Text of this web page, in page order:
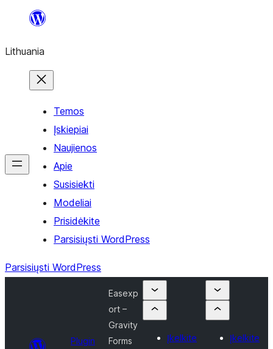
turinio
Lithuania
Temos
Įskiepiai
Naujienos
Apie
Susisiekti
Modeliai
Prisidėkite
Parsisiųsti WordPress
Parsisiųsti WordPress
Plugin
Easexp
ort –
Gravity
Forms
Įkelkite
Įkelkite